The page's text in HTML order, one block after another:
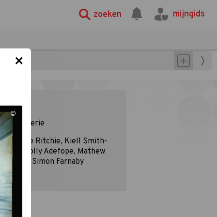
zoeken mijngids
Ritchie, Kiell Smith-
Lolly Adefope, Mathew
Simon Farnaby
×
©